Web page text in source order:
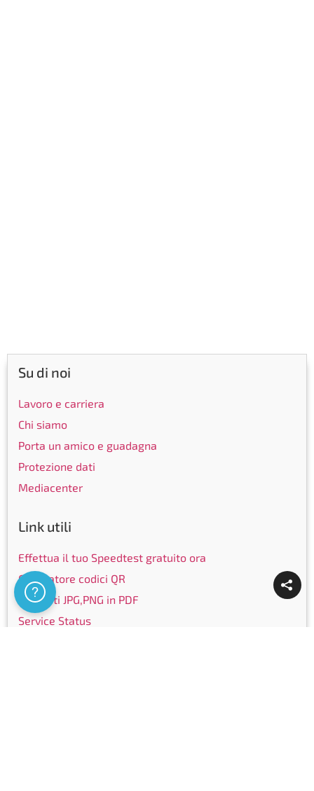
Su di noi
Lavoro e carriera
Chi siamo
Porta un amico e guadagna
Protezione dati
Mediacenter
Link utili
Effettua il tuo Speedtest gratuito ora
Generatore codici QR
Converti JPG,PNG in PDF
Service Status